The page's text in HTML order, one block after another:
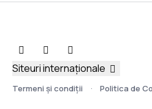
Termeni şi condiţii Politica de
Siteuri internaționale